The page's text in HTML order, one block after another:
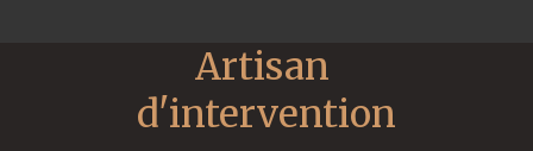
Artisan
d'intervention